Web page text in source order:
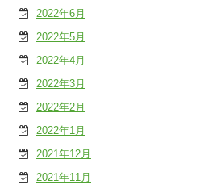
2022年6月
2022年5月
2022年4月
2022年3月
2022年2月
2022年1月
2021年12月
2021年11月